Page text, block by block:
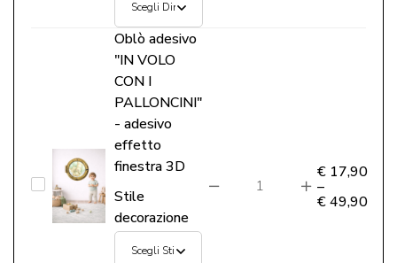
cameretta
Oblò
adesivo
Oblò adesivo
"IN VOLO
CON I
PALLONCINI"
- adesivo
effetto
finestra 3D
Stile
decorazione
€ 17,90
–
€49,90